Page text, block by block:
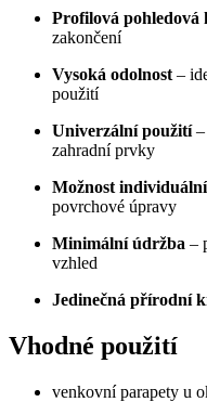
Profilová pohledová
zakončení
Vysoká odolnost –
použití
Univerzální použití–
zahradní prvky
Možnost
povrchové úpravy
Minimální údržba –
vzhled
Jedinečná přírodní
Vhodné použití
venkovní parapety u